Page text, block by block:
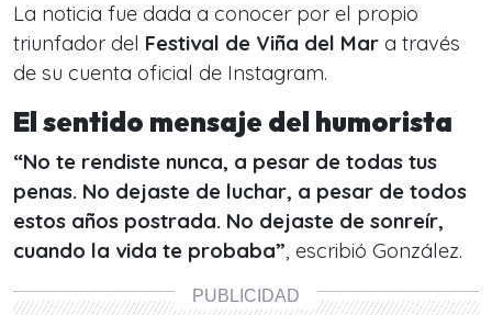
La noticia fue dada a conocer por el propio
triunfador del Festival de Viña del Mar a través
de su cuenta oficial de Instagram.
El sentido mensaje del humorista
“No te rendiste nunca, a pesar de todas tus
penas. No dejaste de luchar, a pesar de todos
estos años postrada. No dejaste de sonreír,
cuando la vida te probaba”, escribió González.